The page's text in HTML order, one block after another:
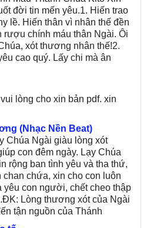
đời tin mến yêu.1. Hiến trao
lề. Hiến thân vì nhân thế đền
rượu chính máu thân Ngài. Ôi
xót thương nhân thế!2.
cao quý. Lấy chi mà ân
lòng cho xin bản pdf. xin
(Nhạc Nền Beat)
Chúa Ngài giàu lòng xót
con đêm ngày. Lạy Chúa
rộng ban tình yêu và tha thứ,
chan chứa, xin cho con luôn
yêu con người, chết cheo thập
Lòng thương xót của Ngài
tận nguồn của Thánh